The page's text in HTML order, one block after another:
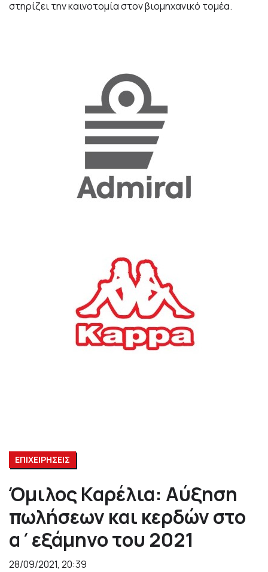
στηρίζει την καινοτομία στον βιομηχανικό τομέα.
ΕΠΙΧΕΙΡΗΣΕΙΣ
Όμιλος Καρέλια: Αύξηση
πωλήσεων και κερδών στο
α΄εξάμηνο του 2021
28/09/2021, 20:39